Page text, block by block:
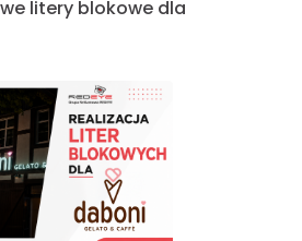
litery blokowe dla